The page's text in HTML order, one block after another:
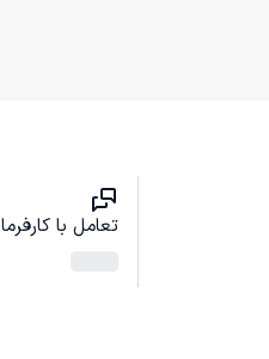
تعامل با کارفرما